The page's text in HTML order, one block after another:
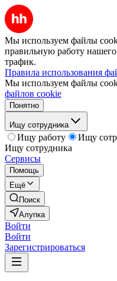
Мы используем файлы
правильную работу нашего
трафик.
Правила использования
Мы используем файлы
файлов cookie
Понятно
Ищу сотрудника
Ищу работу
Ищу
Ищу сотрудника
Сервисы
Помощь
Ещё
Поиск
Алупка
Войти
Войти
Зарегистрироваться